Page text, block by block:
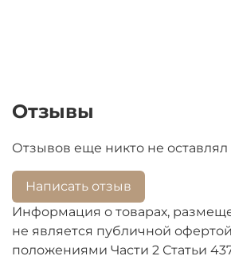
Отзывы
Отзывов еще никто не оставлял
Написать отзыв
Информация о товарах,
не является публичной
положениями Части 2 Статьи